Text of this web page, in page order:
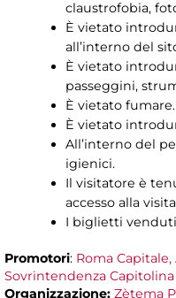
claustrofobia,
È vietato
all’interno del
È vietato
passeggini,
È vietato fumare.
È vietato
All’interno del
igienici.
Il visitatore è
accesso alla
I biglietti
Promotori: Roma
Sovrintendenza
Organizzazione: Zètema